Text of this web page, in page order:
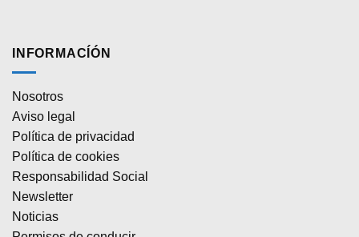
INFORMACÍÓN
Nosotros
Aviso legal
Política de privacidad
Política de cookies
Responsabilidad Social
Newsletter
Noticias